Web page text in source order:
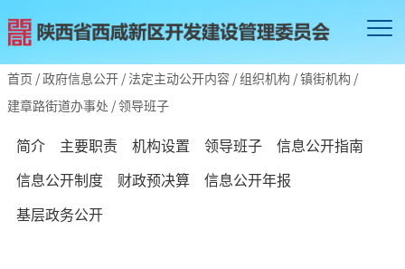
首页 /政府信息公开 / 法定主动公开内容 /组织机构 /镇街机构 /
建章路街道办事处 /领导班子
简介 主要职责 机构设置 领导班子
信息公开指南
信息公开制度
财政预决算
信息公开年报
基层政务公开